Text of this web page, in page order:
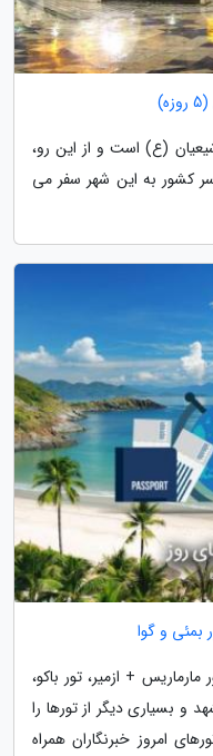
(ع) است و از این رو،
کشور به این شهر سفر می
بمئی و گوا
+ ازمیر، تور باکو،
و بسیاری دیگر از تورها را
امروز خبرنگاران همراه